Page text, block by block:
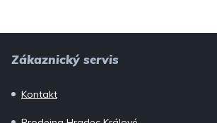
Zákaznický servis
Kontakt